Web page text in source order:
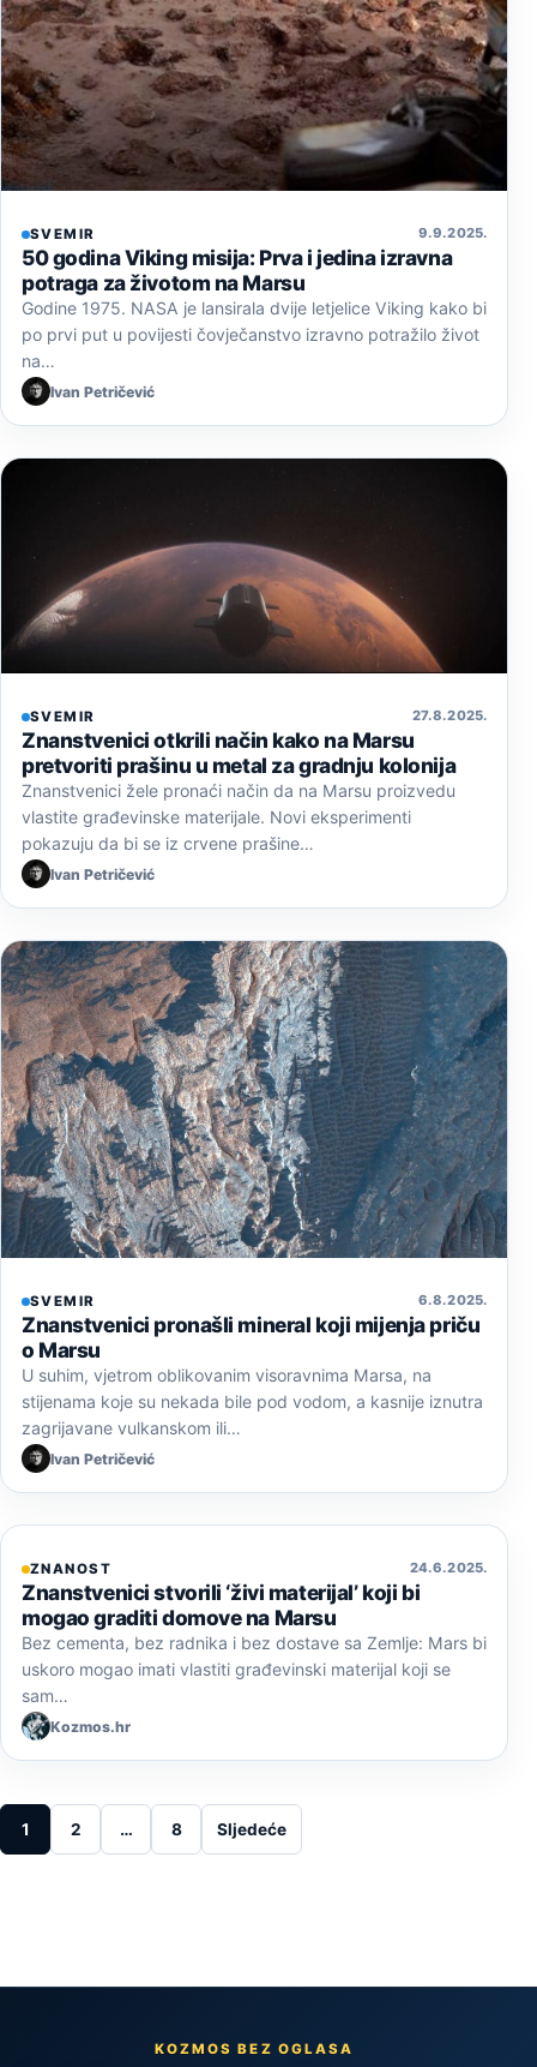
SVEMIR 9. 9. 2025.
50 godina Viking misija: Prva i jedina izravna
potraga za životom na Marsu
Godine 1975. NASA je lansirala dvije letjelice Viking kako bi
po prvi put u povijesti čovječanstvo izravno potražilo život
na…
Ivan Petričević
SVEMIR 27. 8. 2025.
Znanstvenici otkrili način kako na Marsu
pretvoriti prašinu u metal za gradnju kolonija
Znanstvenici žele pronaći način da na Marsu proizvedu
vlastite građevinske materijale. Novi eksperimenti
pokazuju da bi se iz crvene prašine…
Ivan Petričević
SVEMIR 6. 8. 2025.
Znanstvenici pronašli mineral koji mijenja priču
o Marsu
U suhim, vjetrom oblikovanim visoravnima Marsa, na
stijenama koje su nekada bile pod vodom, a kasnije iznutra
zagrijavane vulkanskom ili…
Ivan Petričević
ZNANOST 24. 6. 2025.
Znanstvenici stvorili ‘živi materijal’ koji bi
mogao graditi domove na Marsu
Bez cementa, bez radnika i bez dostave sa Zemlje: Mars bi
uskoro mogao imati vlastiti građevinski materijal koji se
sam…
Kozmos.hr
Posts pagination
1 2 … 8 Sljedeće
KOZMOS BEZ OGLASA